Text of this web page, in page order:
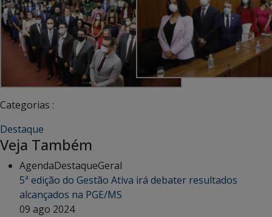
Categorias :
Destaque
Veja Também
AgendaDestaqueGeral
5ª edição do Gestão Ativa irá debater resultados
alcançados na PGE/MS
09 ago 2024